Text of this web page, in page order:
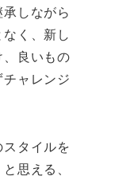
しながら
く、新し
良いもの
ャレンジ
タイルを
思える、